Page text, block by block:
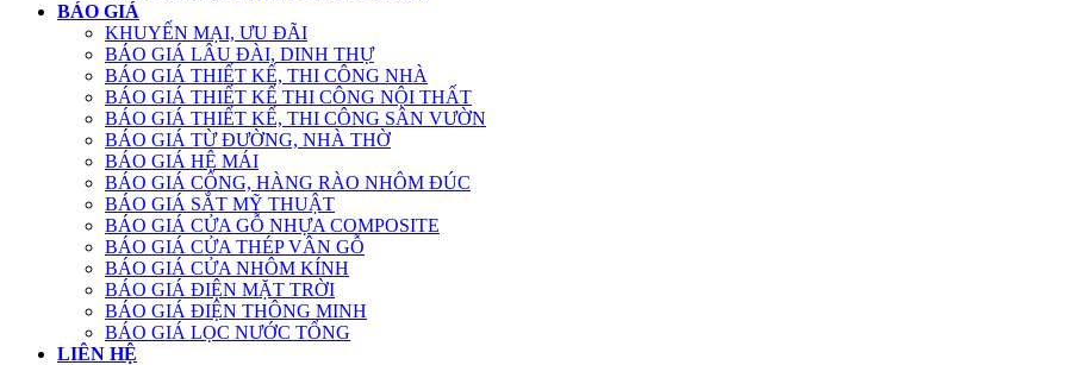
BÁO GIÁ
KHUYẾN MẠI, ƯU ĐÃI
BÁO GIÁ LÂU ĐÀI, DINH THỰ
BÁO GIÁ THIẾT KẾ, THI CÔNG NHÀ
BÁO GIÁ THIẾT KẾ THI CÔNG NỘI THẤT
BÁO GIÁ THIẾT KẾ, THI CÔNG SÂN VƯỜN
BÁO GIÁ TỪ ĐƯỜNG, NHÀ THỜ
BÁO GIÁ HỆ MÁI
BÁO GIÁ CỔNG, HÀNG RÀO NHÔM ĐÚC
BÁO GIÁ SẮT MỸ THUẬT
BÁO GIÁ CỬA GỖ NHỰA COMPOSITE
BÁO GIÁ CỬA THÉP VÂN GỖ
BÁO GIÁ CỬA NHÔM KÍNH
BÁO GIÁ ĐIỆN MẶT TRỜI
BÁO GIÁ ĐIỆN THÔNG MINH
BÁO GIÁ LỌC NƯỚC TỔNG
LIÊN HỆ